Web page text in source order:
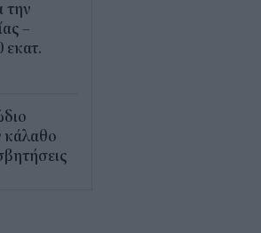
την
–
εκατ.
κάλαθο